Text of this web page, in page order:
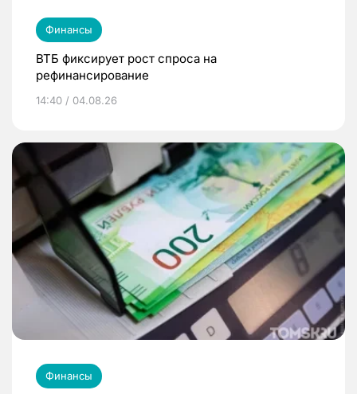
Финансы
ВТБ фиксирует рост спроса на
рефинансирование
14:40 / 04.08.26
Финансы